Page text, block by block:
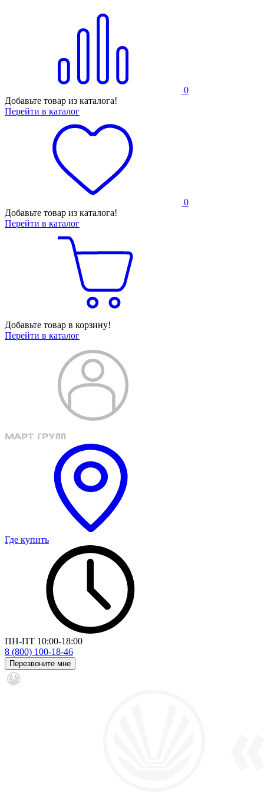
0
Добавьте товар из каталога!
Перейти в каталог
0
Добавьте товар из каталога!
Перейти в каталог
Добавьте товар в корзину!
Перейти в каталог
Где купить
ПН-ПТ 10:00-18:00
8 (800) 100-18-46
Перезвоните мне